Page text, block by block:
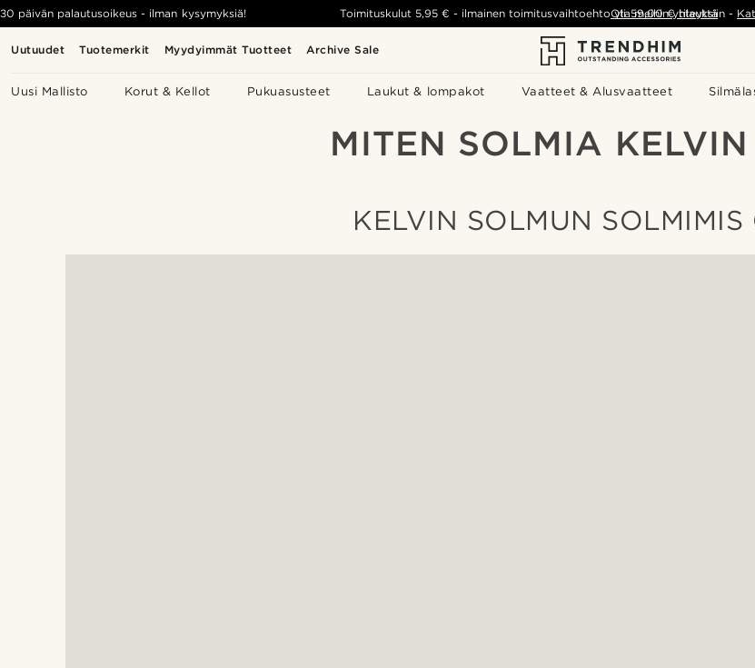
Uutuudet Tuotemerkit Myydyimmät Tuotteet Archive Sale
Uusi Mallisto Korut & Kellot Pukuasusteet Laukut & lompakot Vaatteet & Alusvaatteet
30 päivän palautusoikeus - ilman kysymyksiä! Toimituskulut 5,95 € - ilmainen toimitusvaihtoehto yli 59,00 €tilauksiin -
Ota meihin yhteyttä
MITEN SOLMIA
KELVIN SOLMUN SOLMIMIS